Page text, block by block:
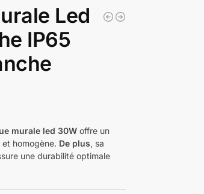
Led
IP65
murale led 30W offre un
homogène. De plus, sa
une durabilité optimale